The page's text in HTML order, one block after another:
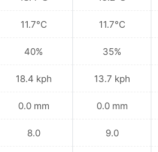
11.7°C
40%
18.4 kph
0.0 mm
8.0
11.7°C
35%
13.7 kph
0.0 mm
9.0